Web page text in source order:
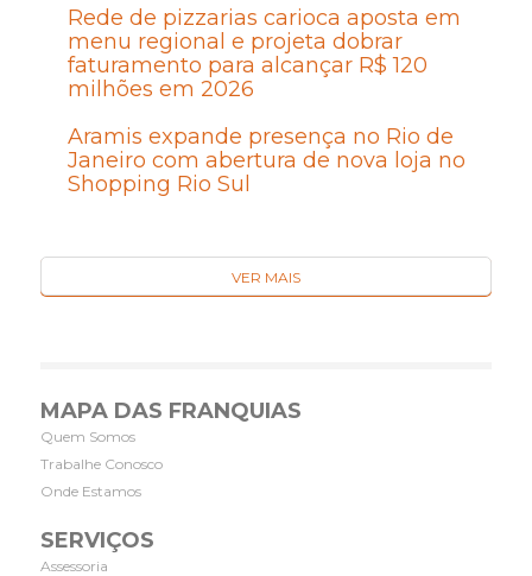
Rede de pizzarias carioca aposta em
menu regional e projeta dobrar
faturamento para alcançar R$ 120
milhões em 2026
Aramis expande presença no Rio de
Janeiro com abertura de nova loja no
Shopping Rio Sul
VER MAIS
MAPA DAS FRANQUIAS
Quem Somos
Trabalhe Conosco
Onde Estamos
SERVIÇOS
Assessoria